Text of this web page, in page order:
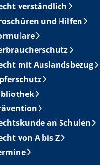
verständlich
und Hilfen
mit Auslandsbezug
an Schulen
von A bis Z